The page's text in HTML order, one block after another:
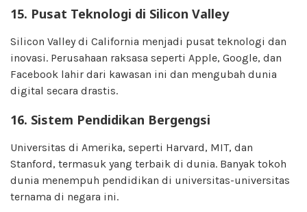
15. Pusat Teknologi di Silicon Valley
Silicon Valley di California menjadi pusat teknologi dan
inovasi. Perusahaan raksasa seperti Apple, Google, dan
Facebook lahir dari kawasan ini dan mengubah dunia
digital secara drastis.
16. Sistem Pendidikan Bergengsi
Universitas di Amerika, seperti Harvard, MIT, dan
Stanford, termasuk yang terbaik di dunia. Banyak tokoh
dunia menempuh pendidikan di universitas-universitas
ternama di negara ini.